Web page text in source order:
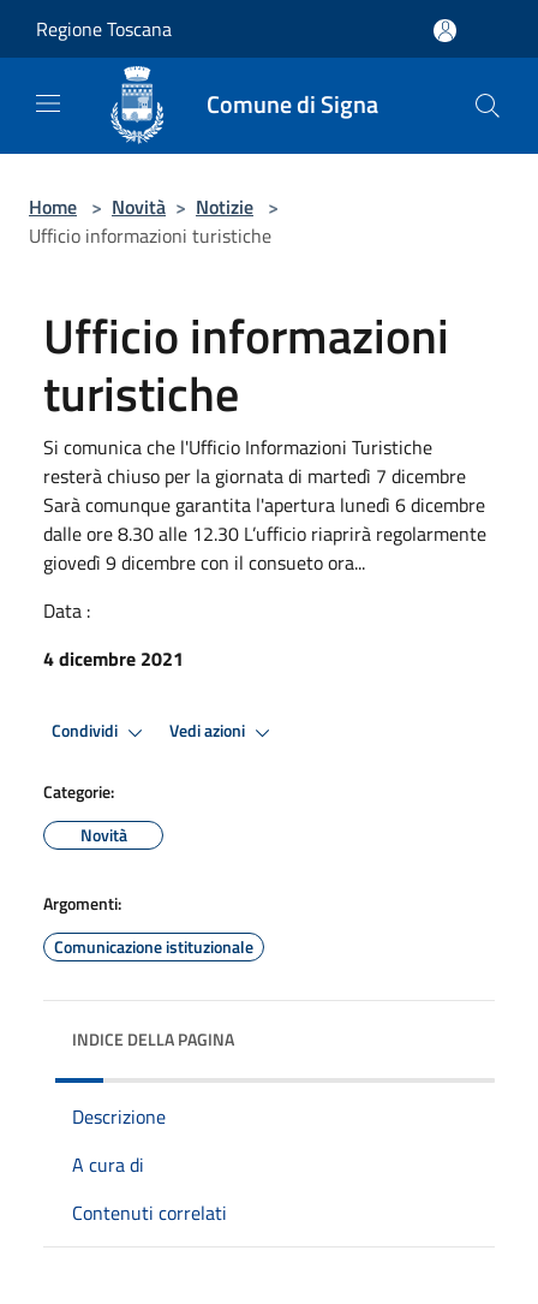
Regione Toscana
Comune di Signa
Home > Novità > Notizie >
Ufficio informazioni turistiche
Ufficio informazioni
turistiche
Si comunica che l'Ufficio Informazioni Turistiche
resterà chiuso per la giornata di martedì 7 dicembre
Sarà comunque garantita l'apertura lunedì 6 dicembre
dalle ore 8.30 alle 12.30 L’ufficio riaprirà regolarmente
giovedì 9 dicembre con il consueto ora...
Data :
4 dicembre 2021
Condividi Vedi azioni
Categorie:
Novità
Argomenti:
Comunicazione istituzionale
INDICE DELLA PAGINA
Descrizione
A cura di
Contenuti correlati